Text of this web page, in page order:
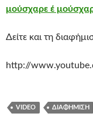
μούσχαρε έ
Δείτε και τη
http://
VIDEO ΔΙΑΦΉΜΙΣΗ